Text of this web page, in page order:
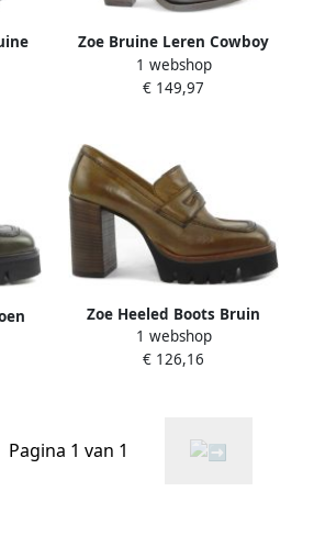
Zoe Bruine Leren Cowboy
Laarzen Brown Dames
1 webshop
€ 149,97
Zoe Heeled Boots Bruin
Dames
1 webshop
€ 126,16
Pagina 1 van 1